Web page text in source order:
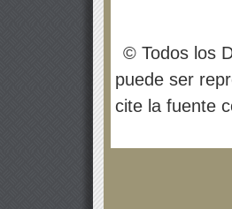
© Todos los
puede ser
cite la fuente